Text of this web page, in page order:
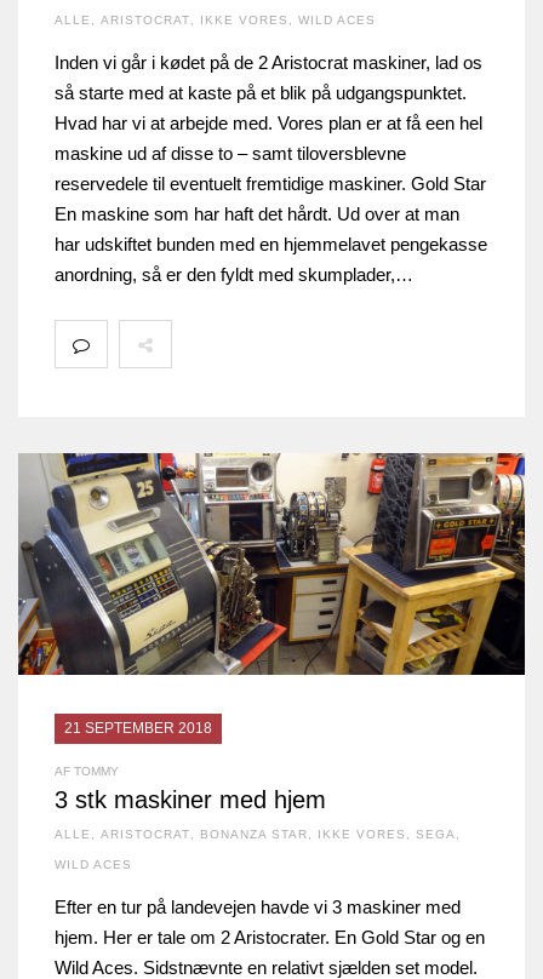
ALLE ARISTOCRAT IKKE VORES WILD ACES
Inden vi går i kødet på de 2 Aristocrat maskiner, lad os
så starte med at kaste på et blik på udgangspunktet.
Hvad har vi at arbejde med. Vores plan er at få een hel
maskine ud af disse to – samt tiloversblevne
reservedele til eventuelt fremtidige maskiner. Gold Star
En maskine som har haft det hårdt. Ud over at man
har udskiftet bunden med en hjemmelavet pengekasse
anordning, så er den fyldt med skumplader,…
21 SEPTEMBER 2018
AF TOMMY
3 stk maskiner med hjem
ALLE ARISTOCRAT BONANZA STAR IKKE VORES SEGA
WILD ACES
Efter en tur på landevejen havde vi 3 maskiner med
hjem. Her er tale om 2 Aristocrater. En Gold Star og en
Wild Aces. Sidstnævnte en relativt sjælden set model.